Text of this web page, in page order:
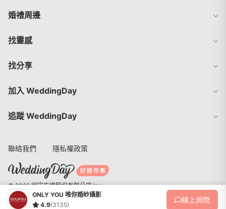
ONLY YOU 唯你婚紗攝影
4.9(3135)
線上詢問
婚禮周邊
找靈感
找分享
加入 WeddingDay
追蹤 WeddingDay
聯絡我們 隱私權政策
© 2026 宇宙方塊股份有限公司 Inc.